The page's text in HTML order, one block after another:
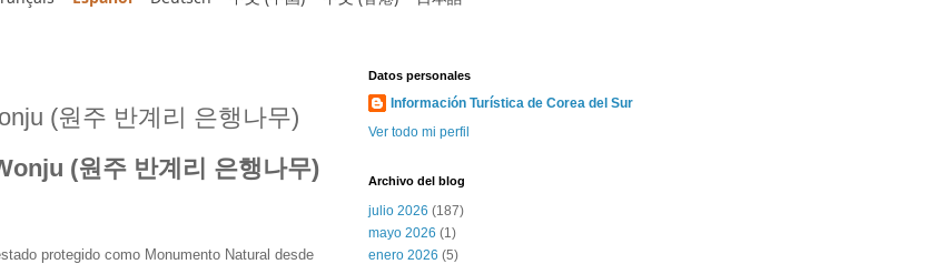
(원주 반계리 은행나무)
(원주 반계리 은행나무)
protegido como Monumento Natural desde
Datos personales
Información Turística de Corea del Sur
Ver todo mi perfil
Archivo del blog
julio 2026 (187)
mayo 2026 (1)
enero 2026 (5)